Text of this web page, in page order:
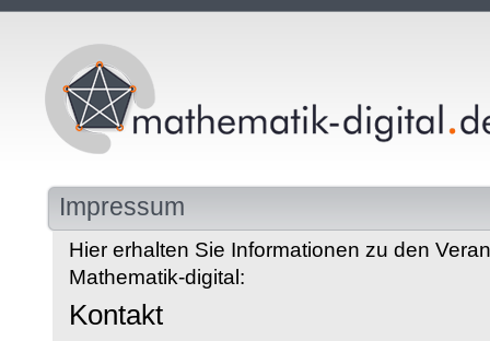
Impressum
Hier erhalten Sie Informationen zu den
Mathematik-digital:
Kontakt